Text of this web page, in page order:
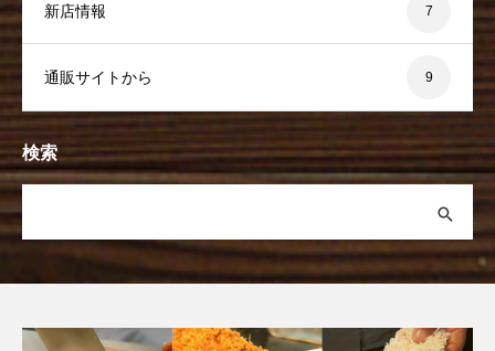
新店情報 7
通販サイトから 9
検索